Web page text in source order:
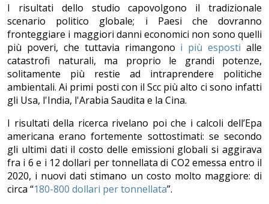
I risultati dello studio capovolgono il tradizionale
scenario politico globale; i Paesi che dovranno
fronteggiare i maggiori danni economici non sono quelli
più poveri, che tuttavia rimangono i più esposti alle
catastrofi naturali, ma proprio le grandi potenze,
solitamente più restie ad intraprendere politiche
ambientali. Ai primi posti con il Scc più alto ci sono infatti
gli Usa, l'India, l'Arabia Saudita e la Cina.
I risultati della ricerca rivelano poi che i calcoli dell’Epa
americana erano fortemente sottostimati: se secondo
gli ultimi dati il costo delle emissioni globali si aggirava
fra i 6 e i 12 dollari per tonnellata di CO2 emessa entro il
2020, i nuovi dati stimano un costo molto maggiore: di
circa “180-800 dollari per tonnellata”.